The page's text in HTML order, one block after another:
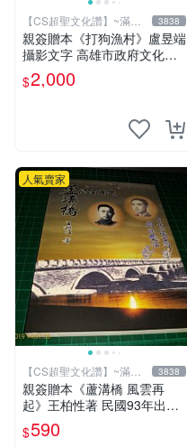
【CS超聖文化讚】~滿千
元送運
3838
親簽贈本《打狗漁村》盧昱端
攝影文字 高雄市政府文化局
2013年初版 【CS超聖文化
讚】
$2,000
人氣賣家
【CS超聖文化讚】~滿千
元送運
3838
親簽贈本《蘆溝橋 風雲再
起》王柏性著 民國93年出版
【CS超聖文化讚】
$590